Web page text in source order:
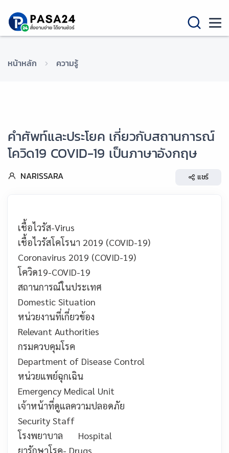
หน้าหลัก ความรู้
คำศัพท์และประโยค เกี่ยวกับสถานการณ์
โควิด19 COVID-19 เป็นภาษาอังกฤษ
NARISSARA แชร์
เชื้อไวรัส-Virus
เชื้อไวรัสโคโรนา 2019 (COVID-19)
Coronavirus 2019 (COVID-19)
โควิด19-COVID-19
สถานการณ์ในประเทศ
Domestic Situation
หน่วยงานที่เกี่ยวข้อง
Relevant Authorities
กรมควบคุมโรค
Department of Disease Control
หน่วยแพย์ฉุกเฉิน
Emergency Medical Unit
เจ้าหน้าที่ดูแลความปลอดภัย
Security Staff
โรงพยาบาล
Hospital
ยารักษาโรค- Drugs